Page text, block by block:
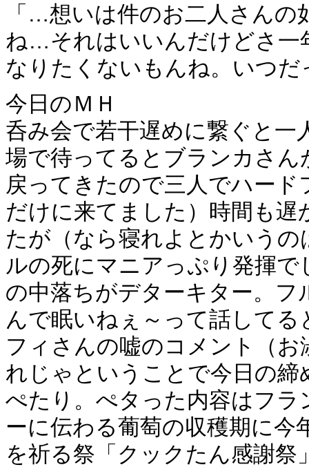
「…想いは件のお二人さん
ね…それはいいんだけどさ一
なりたくないもんね。いつ
今日のＭＨ
呑み会で若干遅めに繋ぐと
場で待ってるとブランカさ
戻ってきたので三人でハー
だけに来てました）時間も
たが（なら寝れよとかいう
ルの死にマニアっぷり発揮
の中落ちがデターキター。
んで眠いねぇ～って話して
フィさんの嘘のコメント（
れじゃということで今日の
ぺたり。ぺタった内容はフ
ーに伝わる葡萄の収穫期に今
を祈る祭「クックたん感謝